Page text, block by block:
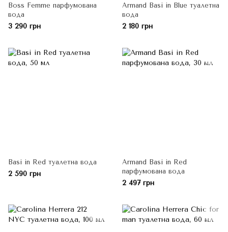
Boss Femme парфумована
вода
3 290 грн
Armand Basi in Blue туалетна
вода
2 180 грн
Basi in Red туалетна вода
2 590 грн
Armand Basi in Red
парфумована вода
2 497 грн